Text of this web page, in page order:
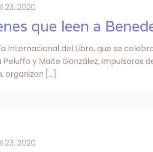
23, 2020
que leen a
Internacional del Libro, que se
Peluffo y Maite González, impulsoras
organizan […]
23, 2020